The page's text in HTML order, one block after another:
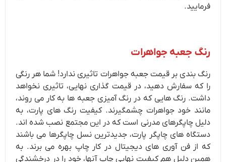
فرمایید.
رنگ جعبه جواهرات
رنگ بندی بر قیمت جعبه جواهرات تاثیری ندارد! شما هر رنگی
را که سفارش دهید، در قیمت گذاری نهایی، تاثیری نخواهد
داشت. رنگ هایی که در رنگ آمیزی جعبه ها به کار می روند،
مانند خود جواهرات چشمگیرند. کیفیت رنگ های پارت، به
دلیل چاپگرهای مدرنی است که در این مجتمع نصب شده اند.
دستگاه های چاپگر پارت، جدیدترین نسل چاپگرها می باشند
که از فن آوری های دیجیتال در کار چاپ بهره می برند. به
همین دلیل هم کیفیت نهایی چاپ آنها، خود را در درخشندگی